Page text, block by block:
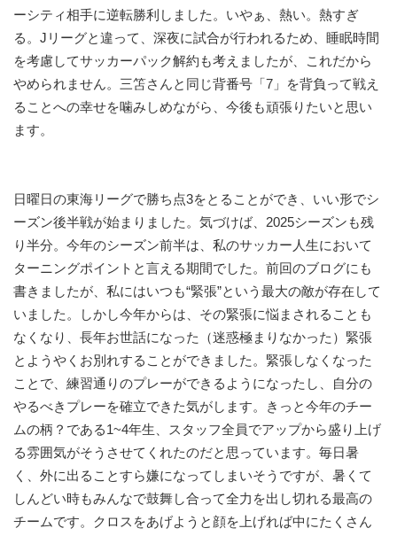
ーシティ相手に逆転勝利しました。いやぁ、熱い。熱すぎ
る。Jリーグと違って、深夜に試合が行われるため、睡眠時間
を考慮してサッカーパック解約も考えましたが、これだから
やめられません。三笘さんと同じ背番号「7」を背負って戦え
ることへの幸せを噛みしめながら、今後も頑張りたいと思い
ます。
日曜日の東海リーグで勝ち点3をとることができ、いい形でシ
ーズン後半戦が始まりました。気づけば、2025シーズンも残
り半分。今年のシーズン前半は、私のサッカー人生において
ターニングポイントと言える期間でした。前回のブログにも
書きましたが、私にはいつも“緊張”という最大の敵が存在して
いました。しかし今年からは、その緊張に悩まされることも
なくなり、長年お世話になった（迷惑極まりなかった）緊張
とようやくお別れすることができました。緊張しなくなった
ことで、練習通りのプレーができるようになったし、自分の
やるべきプレーを確立できた気がします。きっと今年のチー
ムの柄？である1~4年生、スタッフ全員でアップから盛り上げ
る雰囲気がそうさせてくれたのだと思っています。毎日暑
く、外に出ることすら嫌になってしまいそうですが、暑くて
しんどい時もみんなで鼓舞し合って全力を出し切れる最高の
チームです。クロスをあげようと顔を上げれば中にたくさん